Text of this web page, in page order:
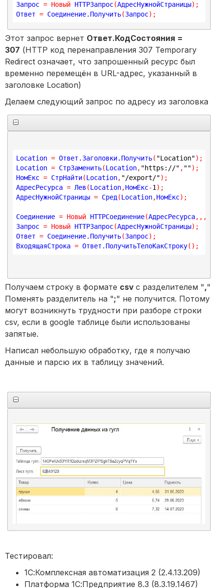
Запрос = Новый HTTPЗапрос(АдресНужнойСтраницы) ;
Ответ = Соединение.Получить(Запрос) ;
Этот запрос вернет Ответ.КодСостояния =
307 (HTTP код перенаправления 307 Temporary
Redirect означает, что запрошенный ресурс был
временно перемещён в URL-адрес, указанный в
заголовке Location)
Делаем следующий запрос по адресу из заголовка
Location = Ответ.Заголовки.Получить( "Location") ;
Location = СтрЗаменить(Location, "https://" , "") ;
НомЕкс = СтрНайти(Location, "/export/") ;
АдресРесурса = Лев (Location,НомЕкс-1) ;
АдресНужнойСтраницы = Сред(Location,НомЕкс) ;
Соединение = Новый HTTPСоединение(АдресРесурса, , ,
Запрос = Новый HTTPЗапрос(АдресНужнойСтраницы) ;
Ответ = Соединение.Получить(Запрос) ;
ВходящаяСтрока = Ответ.ПолучитьТелоКакСтроку( ) ;
Получаем строку в формате csv с разделителем ","
Поменять разделитель на ";" не получится. Потому
могут возникнуть трудности при разборе строки
csv, если в google таблице были использованы
запятые.
Написал небольшую обработку, где я получаю
данные и парсю их в таблицу значений.
Тестировал:
1С:Комплексная автоматизация 2 (2.4.13.209)
Платформа 1С:Предприятие 8.3 (8.3.19.1467)